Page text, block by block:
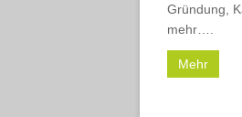
Gründung,
mehr….
Mehr